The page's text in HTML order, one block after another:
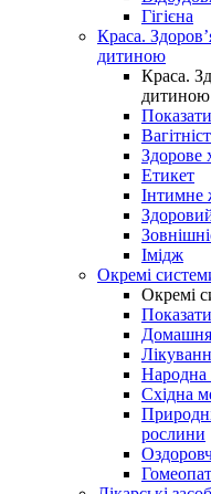
Гігієна
Краса.
дитиною
Краса.
дитиною
Показати
Здорове
Етикет
Інтимне
Імідж
Окремі
Окремі
Показати
Народна
Східна
Природні
рослини